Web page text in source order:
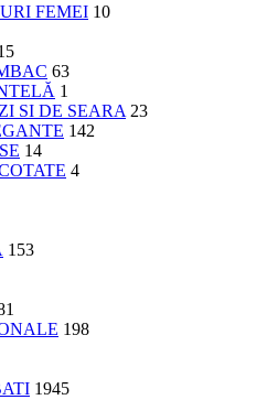
FEMEI 10
63
1
SI DE SEARA 23
142
14
4
153
198
1945